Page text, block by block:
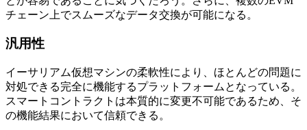
チェーン上でスムーズなデータ交換が可能になる。
汎用性
イーサリアム仮想マシンの柔軟性により、ほとんどの問題に
対処できる完全に機能するプラットフォームとなっている。
スマートコントラクトは本質的に変更不可能であるため、そ
の機能結果において信頼できる。